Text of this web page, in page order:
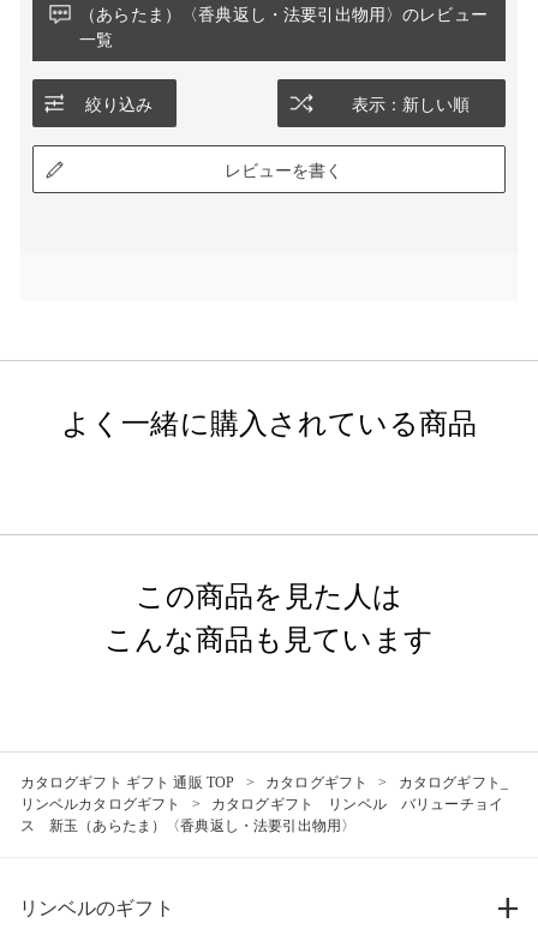
（あらたま）〈香典返し・法要引出物用〉のレビュー
一覧
絞り込み 表示：新しい順
レビューを書く
よく一緒に購入されている商品
この商品を見た人は
こんな商品も見ています
カタログギフト ギフト 通販 TOP カタログギフト
カタログギフト_
リンベルカタログギフト
カタログギフト リンベル バリューチョイ
ス 新玉（あらたま）〈香典返し・法要引出物用〉
リンベルのギフト